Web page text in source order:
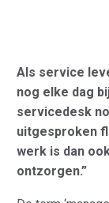
Als service
nog elke dag
servicedesk
uitgesproken
werk is dan
ontzorgen.”